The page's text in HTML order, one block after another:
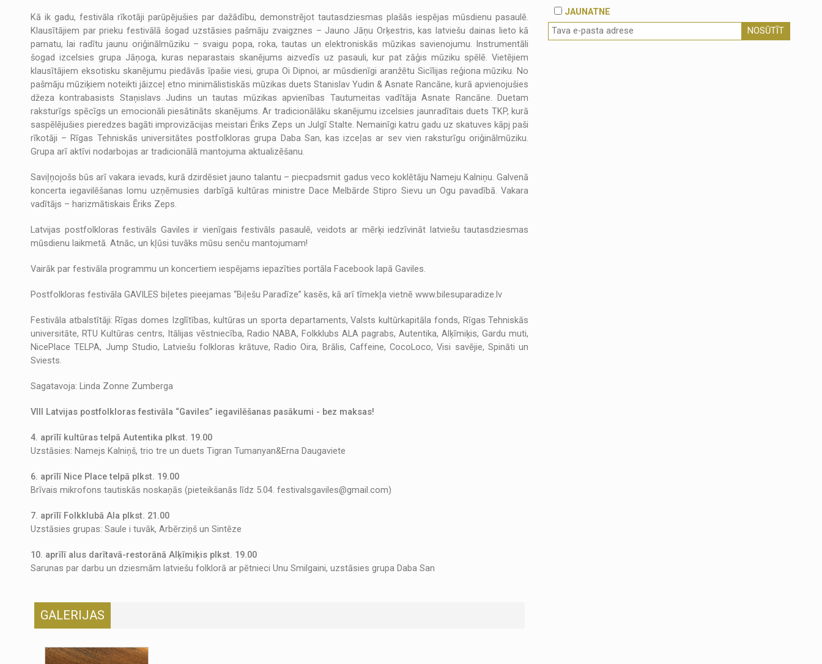
Kā ik gadu, festivāla rīkotāji parūpējušies par dažādību, demonstrējot tautasdziesmas plašās iespējas mūsdienu pasaulē.
Klausītājiem par prieku festivālā šogad uzstāsies pašmāju zvaigznes – Jauno Jāņu Orķestris, kas latviešu dainas lieto kā
pamatu, lai radītu jaunu oriģinālmūziku – svaigu popa, roka, tautas un elektroniskās mūzikas savienojumu. Instrumentāli
šogad izcelsies grupa Jāņoga, kuras neparastais skanējums aizvedīs uz pasauli, kur pat zāģis mūziku spēlē. Vietējiem
klausītājiem eksotisku skanējumu piedāvās īpašie viesi, grupa Oi Dipnoi, ar mūsdienīgi aranžētu Sicīlijas reģiona mūziku. No
pašmāju mūziķiem noteikti jāizceļ etno minimālistiskās mūzikas duets Stanislav Yudin & Asnate Rancāne, kurā apvienojušies
džeza kontrabasists Staņislavs Judins un tautas mūzikas apvienības Tautumeitas vadītāja Asnate Rancāne. Duetam
raksturīgs spēcīgs un emocionāli piesātināts skanējums. Ar tradicionālāku skanējumu izcelsies jaunradītais duets TKP, kurā
saspēlējušies pieredzes bagāti improvizācijas meistari Ēriks Zeps un Julgī Stalte. Nemainīgi katru gadu uz skatuves kāpj paši
rīkotāji – Rīgas Tehniskās universitātes postfolkloras grupa Daba San, kas izceļas ar sev vien raksturīgu oriģinālmūziku.
Grupa arī aktīvi nodarbojas ar tradicionālā mantojuma aktualizēšanu.
Saviļņojošs būs arī vakara ievads, kurā dzirdēsiet jauno talantu – piecpadsmit gadus veco koklētāju Nameju Kalniņu. Galvenā
koncerta iegavilēšanas lomu uzņēmusies darbīgā kultūras ministre Dace Melbārde Stipro Sievu un Ogu pavadībā. Vakara
vadītājs – harizmātiskais Ēriks Zeps.
Latvijas postfolkloras festivāls Gaviles ir vienīgais festivāls pasaulē, veidots ar mērķi iedzīvināt latviešu tautasdziesmas
mūsdienu laikmetā. Atnāc, un kļūsi tuvāks mūsu senču mantojumam!
Vairāk par festivāla programmu un koncertiem iespējams iepazīties portāla Facebook lapā Gaviles.
Postfolkloras festivāla GAVILES biļetes pieejamas “Biļešu Paradīze” kasēs, kā arī tīmekļa vietnē www.bilesuparadize.lv
Festivāla atbalstītāji: Rīgas domes Izglītības, kultūras un sporta departaments, Valsts kultūrkapitāla fonds, Rīgas Tehniskās
universitāte, RTU Kultūras centrs, Itālijas vēstniecība, Radio NABA, Folkklubs ALA pagrabs, Autentika, Alķīmiķis, Gardu muti,
NicePlace TELPA, Jump Studio, Latviešu folkloras krātuve, Radio Oira, Brālis, Caffeine, CocoLoco, Visi savējie, Spināti un
Sviests.
Sagatavoja: Linda Zonne Zumberga
VIII Latvijas postfolkloras festivāla “Gaviles” iegavilēšanas pasākumi - bez maksas!
4. aprīlī kultūras telpā Autentika plkst. 19.00
Uzstāsies: Namejs Kalniņš, trio tre un duets Tigran Tumanyan&Erna Daugaviete
6. aprīlī Nice Place telpā plkst. 19.00
Brīvais mikrofons tautiskās noskaņās (pieteikšanās līdz 5.04. festivalsgaviles@gmail.com)
7. aprīlī Folkklubā Ala plkst. 21.00
Uzstāsies grupas: Saule i tuvāk, Arbērziņš un Sintēze
10. aprīlī alus darītavā-restorānā Alķīmiķis plkst. 19.00
Sarunas par darbu un dziesmām latviešu folklorā ar pētnieci Unu Smilgaini, uzstāsies grupa Daba San
GALERIJAS
JAUNATNE
NOSŪTĪT